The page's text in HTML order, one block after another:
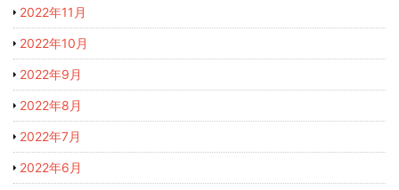
2022年11月
2022年10月
2022年9月
2022年8月
2022年7月
2022年6月